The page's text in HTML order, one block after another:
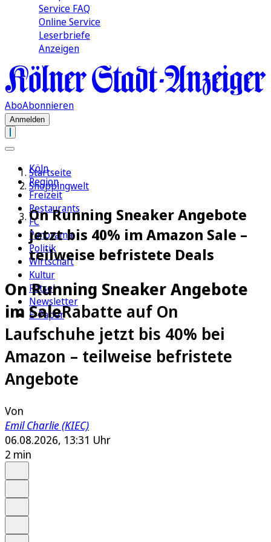
Service FAQ
Online Service
Leserbriefe
Anzeigen
AboAbonnieren
Anmelden
Köln
Region
Freizeit
Restaurants
FC
Panorama
Politik
Wirtschaft
Kultur
Rätsel
Newsletter
E-Paper
Startseite
Shoppingwelt
On Running Sneaker Angebote
jetzt bis 40% im Amazon Sale –
teilweise befristete Deals
On Running Sneaker Angebote
im SaleRabatte auf On
Laufschuhe jetzt bis 40% bei
Amazon – teilweise befristete
Angebote
Von
Emil Charlie (KIEC)
06.08.2026, 13:31 Uhr
2 min